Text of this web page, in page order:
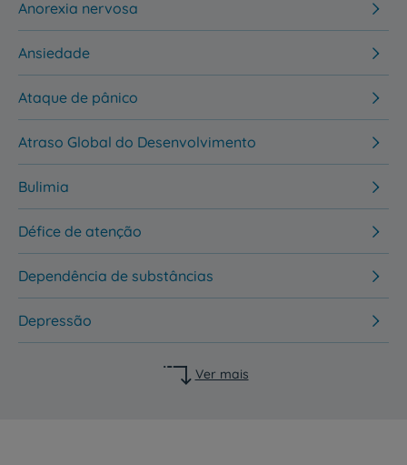
Anorexia nervosa
Ansiedade
Ataque de pânico
Atraso Global do Desenvolvimento
Bulimia
Défice de atenção
Dependência de substâncias
Depressão
Ver mais